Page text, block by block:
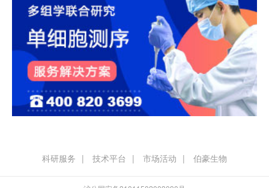
科研服务 技术平台 市场活动 伯豪生物